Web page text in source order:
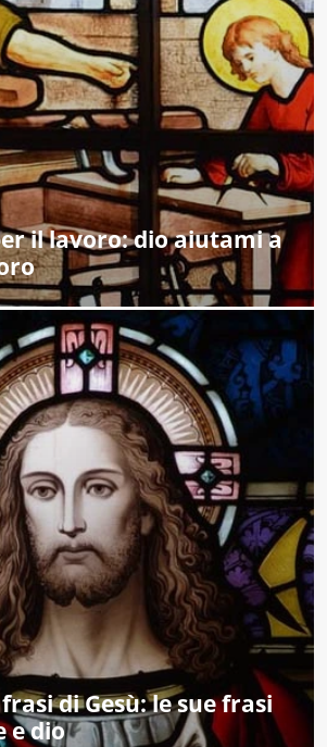
il lavoro: dio aiutami a
di Gesù: le sue frasi
e dio